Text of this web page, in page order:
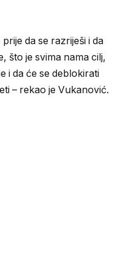
da se razriješi i da
što je svima nama cilj,
i da će se deblokirati
– rekao je Vukanović.